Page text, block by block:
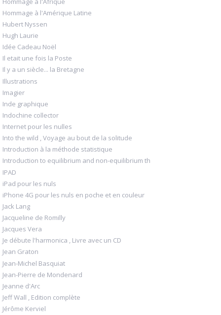
Hommage à l'Amérique Latine
Hubert Nyssen
Hugh Laurie
Idée Cadeau Noël
Il etait une fois la Poste
Il y a un siècle... la Bretagne
Illustrations
Imagier
Inde graphique
Indochine collector
Internet pour les nulles
Into the wild , Voyage au bout de la solitude
Introduction à la méthode statistique
Introduction to equilibrium and non-equilibrium th
IPAD
iPad pour les nuls
iPhone 4G pour les nuls en poche et en couleur
Jack Lang
Jacqueline de Romilly
Jacques Vera
Je débute l'harmonica , Livre avec un CD
Jean Graton
Jean-Michel Basquiat
Jean-Pierre de Mondenard
Jeanne d'Arc
Jeff Wall , Edition complète
Jérôme Kerviel